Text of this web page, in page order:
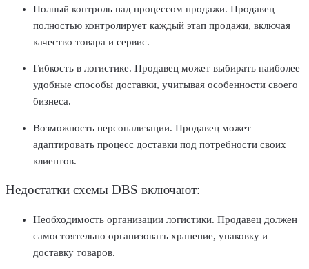
Полный контроль над процессом продажи. Продавец
полностью контролирует каждый этап продажи, включая
качество товара и сервис.
Гибкость в логистике. Продавец может выбирать наиболее
удобные способы доставки, учитывая особенности своего
бизнеса.
Возможность персонализации. Продавец может
адаптировать процесс доставки под потребности своих
клиентов.
Недостатки схемы DBS включают:
Необходимость организации логистики. Продавец должен
самостоятельно организовать хранение, упаковку и
доставку товаров.